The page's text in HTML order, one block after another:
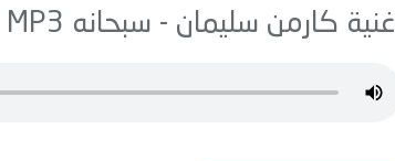
اغنية كارمن سليمان - سبحانه MP3 - من البوم في زحمة الدنيا